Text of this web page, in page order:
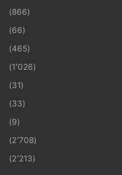
(866)
(66)
(465)
(1٬026)
(31)
(33)
(9)
(2٬708)
(2٬213)